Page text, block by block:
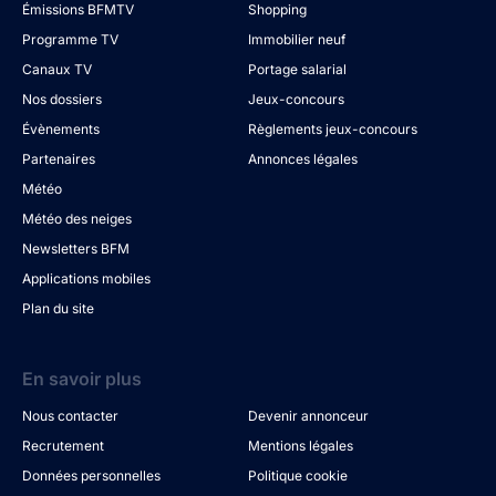
Émissions BFMTV
Programme TV
Canaux TV
Nos dossiers
Évènements
Partenaires
Météo
Météo des neiges
Newsletters BFM
Applications mobiles
Plan du site
Shopping
Immobilier neuf
Portage salarial
Jeux-concours
Règlements jeux-concours
Annonces légales
En savoir plus
Nous contacter
Devenir annonceur
Recrutement
Mentions légales
Données personnelles
Politique cookie